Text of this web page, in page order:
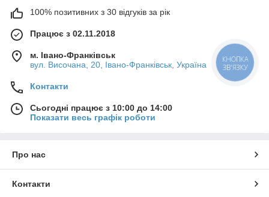
100% позитивних з 30 відгуків за рік
Працює з 02.11.2018
м. Івано-Франківськ
вул. Височана, 20, Івано-Франківськ, Україна
Контакти
Сьогодні працює з 10:00 до 14:00
Показати весь графік роботи
Про нас
Контакти
КНОПКА
ЗВ'ЯЗКУ